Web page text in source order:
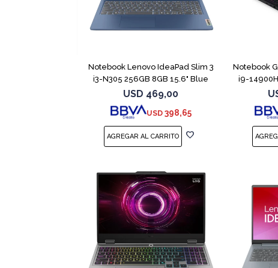
Notebook Lenovo IdeaPad Slim 3
i3-N305 256GB 8GB 15.6" Blue
USD 469,00
USD 398,65
Notebook
i9-